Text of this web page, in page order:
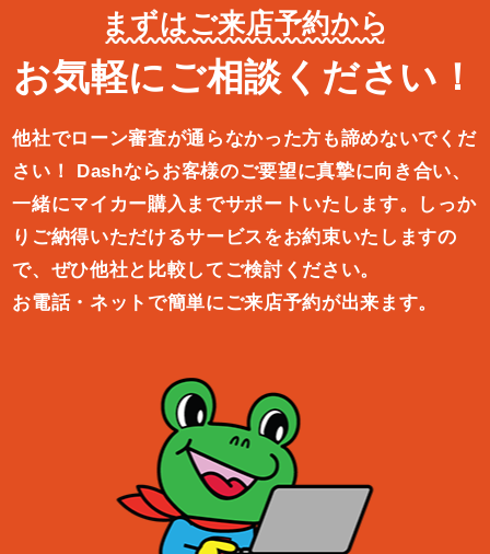
まずはご来店予約から
お気軽にご相談ください！
他社でローン審査が通らなかった方も諦めないでくだ
さい！
Dashならお客様のご要望に真摯に向き合い、
一緒にマイカー購入ま でサポートいたします。しっか
りご納得いただけるサービスをお約束いたしますの
で、ぜひ他社と比較してご検討ください。
お電話・ネットで簡単にご来店予約が出来ます。